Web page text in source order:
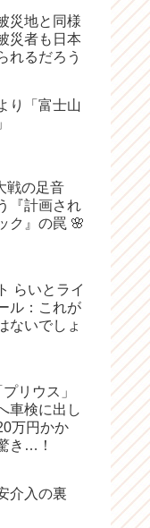
災地と同様
災者も日本
れるだろう
り「富士山
戦の足音
『計画され
ク』の罠 🌸
らいとライ
ル：これが
ないでしょ
リウス」
車検に出し
万円かか
き…！
介入の裏